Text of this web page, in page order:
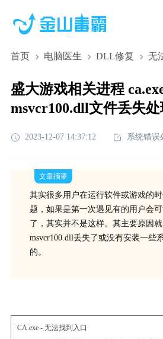
首页 电脑医生 DLL修复 无
盛大游戏相关进程
msvcr100.dll文件丢失
2023-12-07 14:37:12 系统错误
文章摘要
其实很多用户在运行软件或游戏的
题，如果是第一次遇见有的用户会
了，其实并不是这样。其主要原因
msvcr100.dll丢失了或没有安装一些
的。
CA.exe - 无法找到入口